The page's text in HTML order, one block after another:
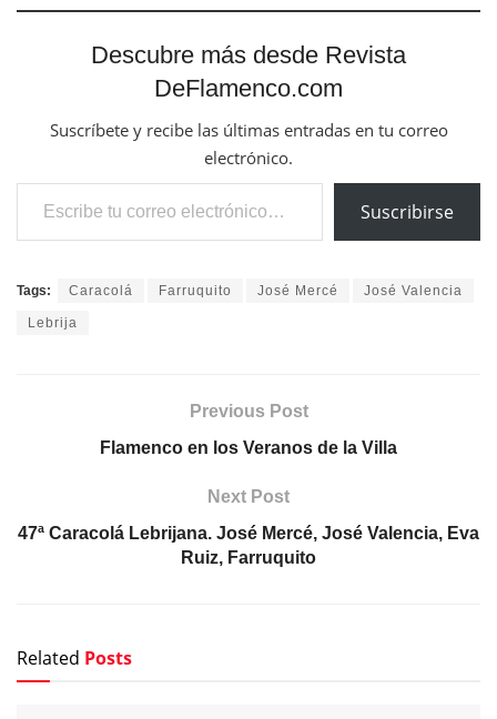
Descubre más desde Revista
DeFlamenco.com
Suscríbete y recibe las últimas entradas en tu correo
electrónico.
Escribe tu correo electrónico…
Suscribirse
Tags: Caracolá Farruquito José Mercé José Valencia
Lebrija
Previous Post
Flamenco en los Veranos de la Villa
Next Post
47ª Caracolá Lebrijana. José Mercé, José Valencia, Eva
Ruiz, Farruquito
Related Posts